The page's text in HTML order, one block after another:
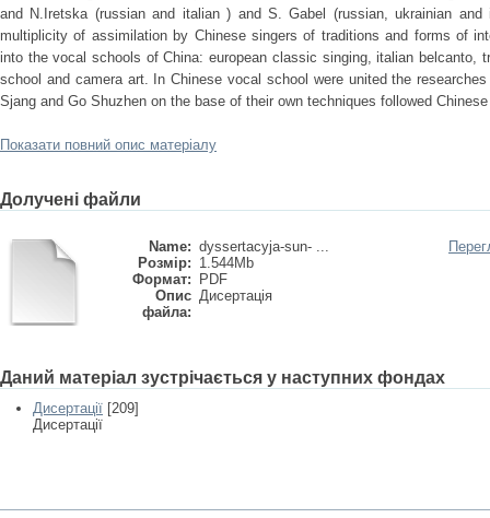
and N.Iretska (russian and italian ) and S. Gabel (russian, ukrainian
multiplicity of assimilation by Chinese singers of traditions and forms of
into the vocal schools of China: european classic singing, italian belcanto,
school and camera art. In Chinese vocal school were united the
Sjang and Go Shuzhen on the base of their own techniques followed
Показати повний опис матеріалу
Долучені файли
Name: dyssertacyja-sun- ...
Розмір: 1.544Mb
Формат:
PDF
Опис
файла:
Дисертація
Даний матеріал зустрічається у наступних фондах
Дисертації [209]
Дисертації